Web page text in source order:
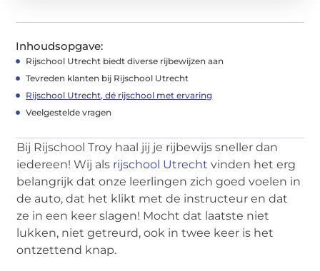
Inhoudsopgave:
Rijschool Utrecht biedt diverse rijbewijzen aan
Tevreden klanten bij Rijschool Utrecht
Rijschool Utrecht, dé rijschool met ervaring
Veelgestelde vragen
Bij Rijschool Troy haal jij je rijbewijs sneller dan
iedereen! Wij als rijschool Utrecht vinden het erg
belangrijk dat onze leerlingen zich goed voelen in
de auto, dat het klikt met de instructeur en dat
ze in een keer slagen! Mocht dat laatste niet
lukken, niet getreurd, ook in twee keer is het
ontzettend knap.